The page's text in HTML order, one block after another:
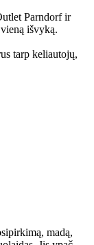
Parndorf ir
išvyką.
tarp keliautojų,
madą,